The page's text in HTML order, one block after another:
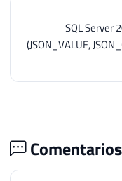
SQL Server
(JSON_VALUE,